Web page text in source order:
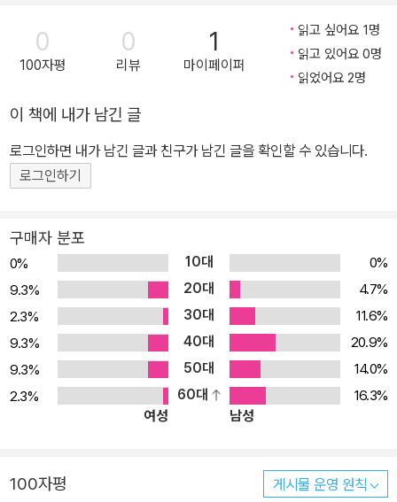
된다. 이후 ‘볼쇼이 극장(Большой театр)’으로 이직하여 번역가
겸 대본 작가로 근무하게 된다. 말년의 생계는 주로 번역으로 유지했
다고 전해진다. 정권의 탄압과 업무 스트레스는 불가코프가 앓고 있
던 고혈압의 악화로 이어졌다. 그럼에도 불구하고 창작 활동을 계속
이어 갔고 세상을 떠나기 3주 전까지 소설 「거장과 마르가리타(Мас
тер и Маргарита)」(1967) 작업에 매달렸다. 불가코프는 1940
년 모스크바에서 생을 마감하여 노보데비치 국립묘지에 안장되었다.
정권 모스크바. 자칭 흑마술 전문가라는 외국인 교수 볼란드와 그 일
당이 나타나면서 시내에는 일대 소동이 벌어진다. 문학협회 회장인
베를리오즈는 볼란드의 예언대로 목이 잘려나가고, 일당을 추적하는
줄줄이 사라진다. 게다가 볼란드 일당이 극장에서 흑마술을 공연하면
서 가짜돈과 옷, 구두를 뿌리는 바람에 모스크바 시민들은 대혼란에
빠진다. 한편 정신병원에 수용된 이반의 옆방에는 자신을 ‘거장’이라
소개하는 사내가 살고 있다. 작가였던 그는 예수와 본디오 빌라도에
인을 떠나 정신병원에 자신을 유폐했다. 볼란드 일당은 ‘거장’의 연인
이자 그와 재회하기만을 꿈꾸는 마르가리타에게 손을 뻗기 시작하는
데……. 미하일 불가코프(Mikhail Afanasievich Bulgakov)는 기괴
하고 풍자적인 기법으로 소설의 새로운 경지를 연 작가이다.《거장과
마르가리타》는 공상과학소설, 미스터리, 만화, 연극 등 다양한 장르의
매력이 뒤섞인 초현실적이면서도 현실적인 장편소설이다. 기괴한 사
건, 마술사, 그리스도 죽음의 속내와 같은 이미지가 하나하나 겹쳐지
며 소련이라는 이름의 거대한 착오의 세계가 드러난다. 세상을 현혹
불경으로 가득 찬 현혹적인 작품이다. 이 소설은 또한 선악이라는 심
오하고 영원한 문제를 예리하게 통찰한 철학적인 작품으로, 현대 모
0
100자평
0
리뷰
1
마이페이퍼
읽고 싶어요 1명
읽고 있어요 0명
읽었어요 2명
이 책에 내가 남긴 글
로그인하면 내가 남긴 글과 친구가 남긴 글을 확인할 수 있습니다.
로그인하기
구매자 분포
0% 10대
0%
9.3%
20대
4.7%
2.3%
30대
11.6%
9.3%
40대
20.9%
9.3%
50대
14.0%
2.3%
60대
16.3%
여성
남성
100자평 게시물 운영 원칙